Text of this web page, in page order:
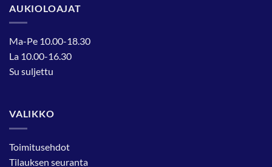
AUKIOLOAJAT
Ma-Pe 10.00-18.30
La 10.00-16.30
Su suljettu
VALIKKO
Toimitusehdot
Tilauksen seuranta